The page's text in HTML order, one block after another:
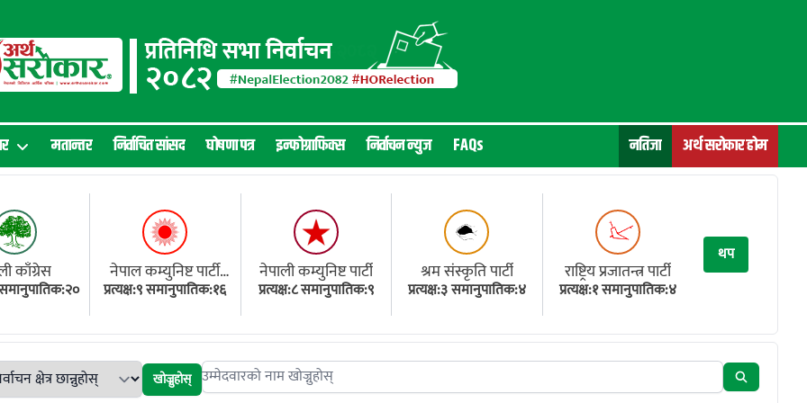
नतिजा अर्थ सरोकार होम
मतान्तर निर्वाचित सांसद घोषणा पत्र इन्फोग्राफिक्स निर्वाचन न्युज FAQs
काँग्रेस
समानुपातिक:२०
नेपाल कम्युनिष्ट पार्टी
(एमाले)
प्रत्यक्ष:९ समानुपातिक:१६
नेपाली कम्युनिष्ट पार्टी
प्रत्यक्ष:८ समानुपातिक:९
श्रम संस्कृति पार्टी
प्रत्यक्ष:३ समानुपातिक:४
राष्ट्रिय प्रजातन्त्र पार्टी
प्रत्यक्ष:१ समानुपातिक:४
थप
खोज्नुहोस् Search candidates